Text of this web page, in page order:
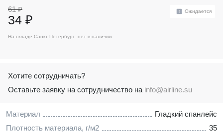
Материал
Гладкий спанлейс
Плотность материала, г/м2
35
61 ₽
34 ₽
Ожидается
На складе Санкт-Петербург :нет в наличии
Хотите сотрудничать?
Оставьте заявку на сотрудничество на info@airline.su